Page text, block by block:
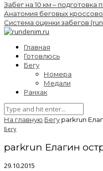
Забег на 10 км – подготовка
Анатомия беговых
Система оценки забегов
Главная
Готовлюсь
Бегу
Номера
Медали
Ранхак
На главную Бегу parkrun
Бегу
parkrun Елагин
29.10.2015